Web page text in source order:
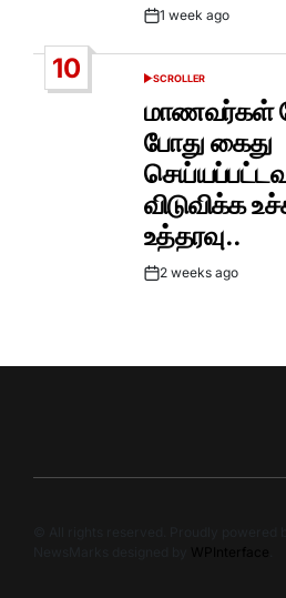
Post1 week ago
10
POSTED
SCROLLER
மாணவர்கள்
போது கைது
விடுவிக்க
உத்தரவு..
Post2 weeks ago